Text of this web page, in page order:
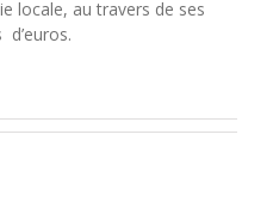
locale, au travers de ses